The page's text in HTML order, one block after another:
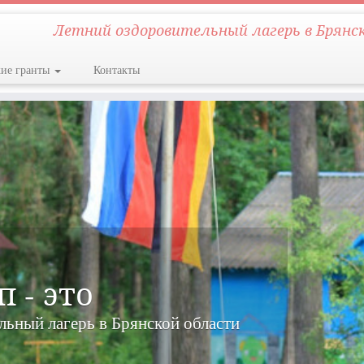
Летний оздоровительный лагерь в
гранты Контакты
- это
компьютерная, здорового образа жизни